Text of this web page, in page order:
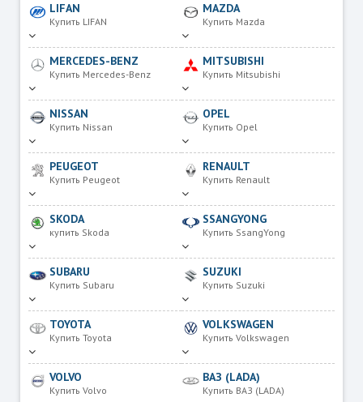
LIFAN
Купить LIFAN
MAZDA
Купить Mazda
MERCEDES-BENZ
Купить Mercedes-Benz
MITSUBISHI
Купить Mitsubishi
NISSAN
Купить Nissan
OPEL
Купить Opel
PEUGEOT
Купить Peugeot
RENAULT
Купить Renault
SKODA
купить Skoda
SSANGYONG
Купить SsangYong
SUBARU
Купить Subaru
SUZUKI
Купить Suzuki
TOYOTA
Купить Toyota
VOLKSWAGEN
Купить Volkswagen
VOLVO
Купить Volvo
ВАЗ (LADA)
Купить ВАЗ (LADA)